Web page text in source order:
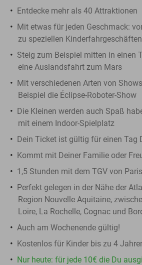
Entdecke mehr als 40 Attraktionen
Mit etwas für jeden Geschmack:
zu speziellen Kinderfahrgeschäften
Steig zum Beispiel mitten in einen
eine Auslandsfahrt zum Mars
Mit verschiedenen Arten von
Beispiel die Éclipse-Roboter-Show
Die Kleinen werden auch Spaß
mit einem Indoor-Spielplatz
Dein Ticket ist gültig für einen Tag
Kommt mit Deiner Familie oder
1,5 Stunden mit dem TGV von
Perfekt gelegen in der Nähe der
Region Nouvelle Aquitaine,
Loire, La Rochelle, Cognac und
Auch am Wochenende gültig!
Kostenlos für Kinder bis zu 4
Nur heute: für jede 10€ die Du